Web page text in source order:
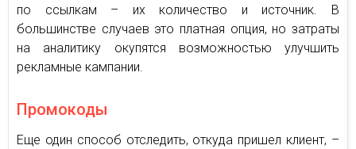
по ссылкам – их количество и источник. В
большинстве случаев это платная опция, но затраты
на аналитику окупятся возможностью улучшить
рекламные кампании.
Промокоды
Еще один способ отследить, откуда пришел клиент, –